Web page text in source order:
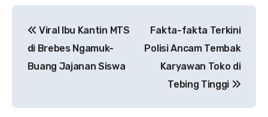
pos
Viral Ibu Kantin MTS
di Brebes Ngamuk-
Buang Jajanan Siswa
Fakta-fakta Terkini
Polisi Ancam Tembak
Karyawan Toko di
Tebing Tinggi